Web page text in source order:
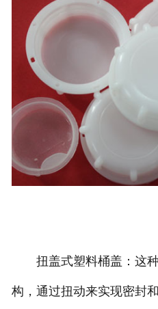
扭盖式塑料桶盖：这种
构，通过扭动来实现密封